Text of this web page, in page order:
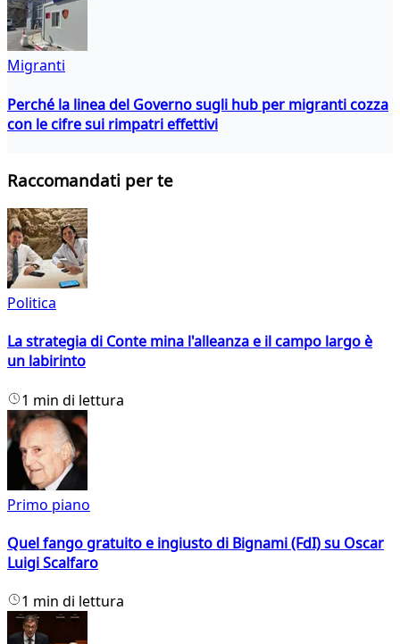
Migranti
Perché la linea del Governo sugli hub per migranti cozza
con le cifre sui rimpatri effettivi
Raccomandati per te
Politica
La strategia di Conte mina l'alleanza e il campo largo è
un labirinto
1 min di lettura
Primo piano
Quel fango gratuito e ingiusto di Bignami (FdI) su Oscar
Luigi Scalfaro
1 min di lettura